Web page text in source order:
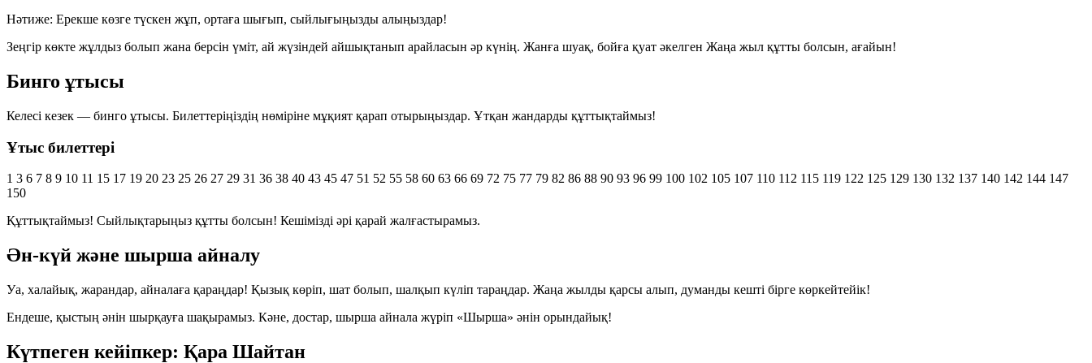
Нәтиже: Ерекше көзге түскен жұп, ортаға шығып, сыйлығыңызды алыңыздар!
Зеңгір көкте жұлдыз болып жана берсін үміт, ай жүзіндей айшықтанып арайласын әр күнің. Жанға шуақ, бойға қуат әкелген Жаңа жыл құтты болсын, ағайын!
Бинго ұтысы
Келесі кезек — бинго ұтысы. Билеттеріңіздің нөміріне мұқият қарап отырыңыздар. Ұтқан жандарды құттықтаймыз!
Ұтыс билеттері
1 3 6 7 8 9 10 11 15 17 19 20 23 25 26 27 29 31 36 38 40 43 45 47 51 52 55 58 60 63 66 69 72 75 77 79 82 86 88 90 93 96 99 100 102 105 107 110 112 115 119 122 125 129 130 132 137 140 142 144 147
150
Құттықтаймыз! Сыйлықтарыңыз құтты болсын! Кешімізді әрі қарай жалғастырамыз.
Ән-күй және шырша айналу
Уа, халайық, жарандар, айналаға қараңдар! Қызық көріп, шат болып, шалқып күліп тараңдар. Жаңа жылды қарсы алып, думанды кешті бірге көркейтейік!
Ендеше, қыстың әнін шырқауға шақырамыз. Кәне, достар, шырша айнала жүріп «Шырша» әнін орындайық!
Күтпеген кейіпкер: Қара Шайтан